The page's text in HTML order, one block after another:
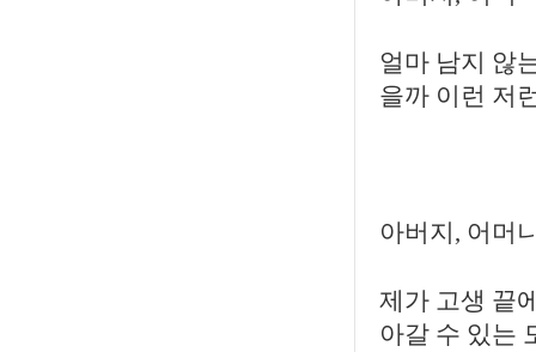
얼마 남지 않
을까 이런 저
아버지, 어머
제가 고생 끝
아갈 수 있는